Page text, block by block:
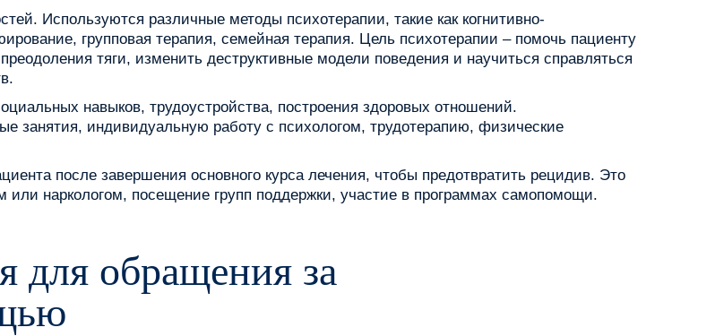
Используются различные методы психотерапии, такие как когнитивно-
групповая терапия, семейная терапия. Цель психотерапии – помочь пациенту
тяги, изменить деструктивные модели поведения и научиться справляться
навыков, трудоустройства, построения здоровых отношений.
занятия, индивидуальную работу с психологом, трудотерапию, физические
после завершения основного курса лечения, чтобы предотвратить рецидив. Это
или наркологом, посещение групп поддержки, участие в программах самопомощи.
для обращения за